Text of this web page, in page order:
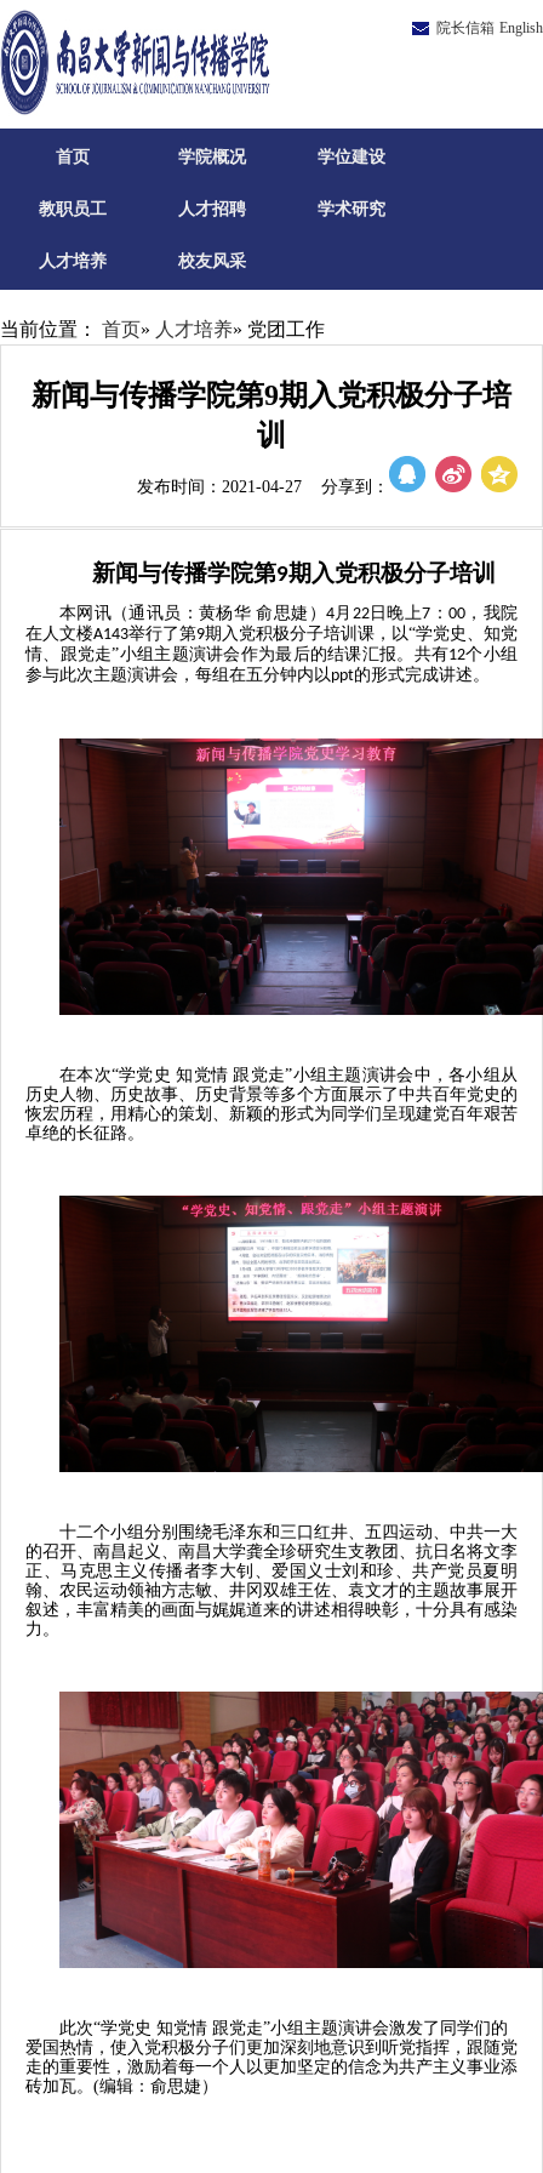
院长信箱 English
首页 学院概况 学位建设
教职员工 人才招聘 学术研究
人才培养 校友风采
当前位置： 首页» 人才培养» 党团工作
新闻与传播学院第9期入党积极分子培
训
发布时间：2021-04-27 分享到：
新闻与传播学院第9期入党积极分子培训
本网讯（通讯员：黄杨华 俞思婕） 4月 22日晚上7 ： 00，我院
在人文楼A143举行了第9期入党积极分子培训课，以“学党史、知党
情、跟党走”小组主题演讲会作为最后的结课汇报。共有12个小组
参与此次主题演讲会，每组在五分钟内以ppt的形式完成讲述。
在本次“学党史 知党情 跟党走”小组主题演讲会中，各小组从
历史人物、历史故事、历史背景等多个方面展示了中共百年党史的
恢宏历程，用精心的策划、新颖的形式为同学们呈现建党百年艰苦
卓绝的长征路。
十二个小组分别围绕毛泽东和三口红井、五四运动、中共一大
的召开、南昌起义、 南昌大学龚全珍研究生支教团 、 抗日名将文李
正、马克思主义传播者李大钊、爱国义士刘和珍、共产党员夏明
翰、农民运动领袖方志敏、井冈双雄王佐、袁文才的主题故事展开
叙述，丰富精美的画面与娓娓道来的讲述相得映彰，十分具有感染
力。
此次“学党史 知党情 跟党走”小组主题演讲会激发了同学们的
爱国热情， 使入党积极分子们更加深刻地意识到听党指挥，跟随党
走的重要性，激励着每一个人以更加坚定的信念为共产主义事业添
砖加瓦。(编辑：俞思婕）